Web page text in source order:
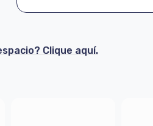
Clique aquí.